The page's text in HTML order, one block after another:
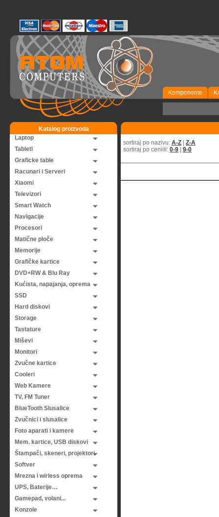
Komponente
Katalog proizvoda
Laptop
Tableti
Graficke table
Racunari i Serveri
Xiaomi
Televizori
Smart Watch
Navigacije
Procesori
Matične ploče
Memorije
Grafičke kartice
DVD+RW & Blu Ray
Kućista, napajanja, oprema
SSD
Hard diskovi
Storage
Tastature
Miševi
Monitori
Zvučne kartice
Cooleri
Web Kamere
TV, FM Tuner
BlueTooth Slusalice
Zvučnici i slusalice
Foto aparati i kamere
Mem. kartice, USB diskovi
Štampači, skeneri, projektori
Softver
Mrezna i wirless oprema
UPS, Baterije…
Gamepad, volani...
Konzole
sortiraj po nazivu: A-Z
Z-A
sortiraj po ceniiii: 0-9 9-0